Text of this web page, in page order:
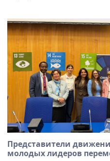
Представители
молодых лидеров